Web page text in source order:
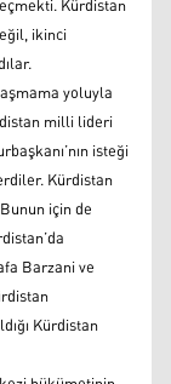
Kürdistan
ikinci
yoluyla
milli lideri
isteği
Kürdistan
için de
Barzani ve
Kürdistan